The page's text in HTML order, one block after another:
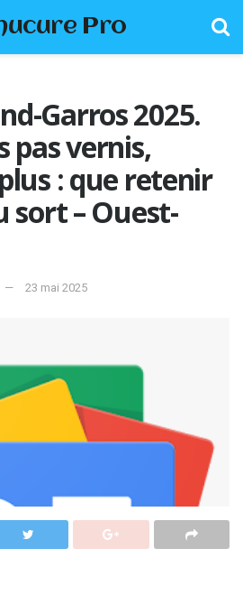
Pro
Garros 2025.
pas vernis,
: que retenir
sort – Ouest-
23 mai 2025